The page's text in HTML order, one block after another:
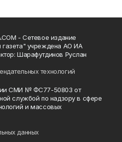
- Сетевое издание
газета" учреждена АО ИА
Шарафутдинов Руслан
технологий
СМИ № ФС77-50803 от
службой по надзору в сфере
и массовых
данных